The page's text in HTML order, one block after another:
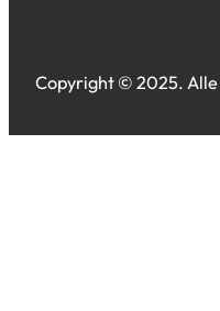
Copyright © 2025.